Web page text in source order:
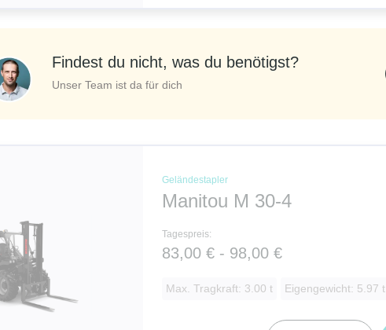
Findest du nicht, was du benötigst?
Unser Team ist da für dich
Geländestapler
Manitou M 30-4
Tagespreis:
83,00 € - 98,00 €
Max. Tragkraft: 3.00 t Eigengewicht: 5.97 t